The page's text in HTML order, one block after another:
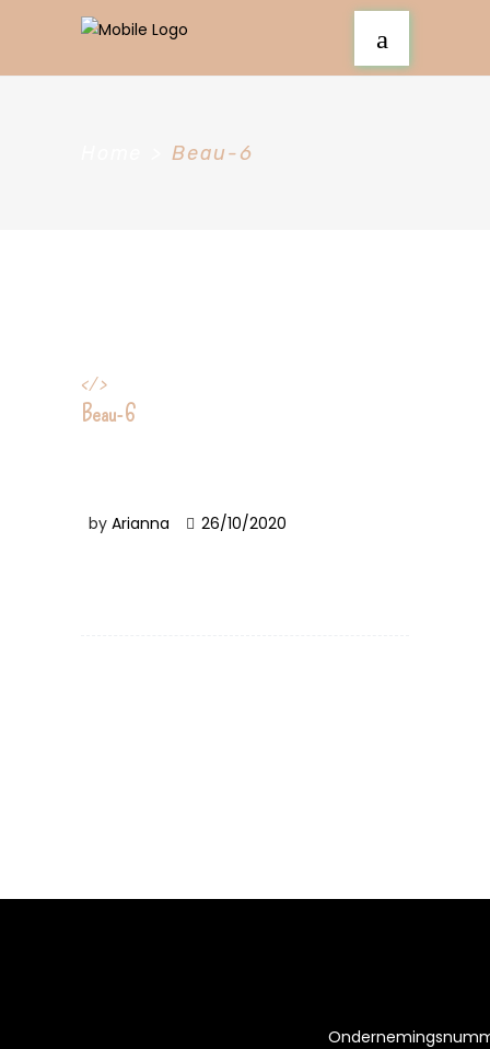
Beau-6
</>
Beau-6
by Arianna 26/10/2020